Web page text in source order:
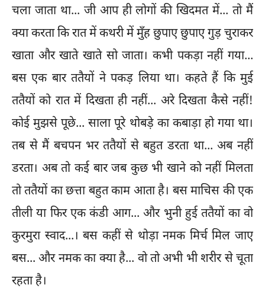
चला जाता था... जी आप ही लोगों की खिदमत में... तो मैं
क्या करता कि रात में कथरी में मुँह छुपाए छुपाए गुड़ चुराकर
खाता और खाते खाते सो जाता। कभी पकड़ा नहीं गया...
बस एक बार ततैयों ने पकड़ लिया था। कहते हैं कि मुई
ततैयों को रात में दिखता ही नहीं... अरे दिखता कैसे नहीं!
कोई मुझसे पूछे... साला पूरे थोबड़े का कबाड़ा हो गया था।
तब से मैं बचपन भर ततैयों से बहुत डरता था... अब नहीं
डरता। अब तो कई बार जब कुछ भी खाने को नहीं मिलता
तो ततैयों का छत्ता बहुत काम आता है। बस माचिस की एक
तीली या फिर एक कंडी आग... और भुनी हुई ततैयों का वो
कुरमुरा स्वाद...। बस कहीं से थोड़ा नमक मिर्च मिल जाए
बस... और नमक का क्या है... वो तो अभी भी शरीर से चूता
रहता है।